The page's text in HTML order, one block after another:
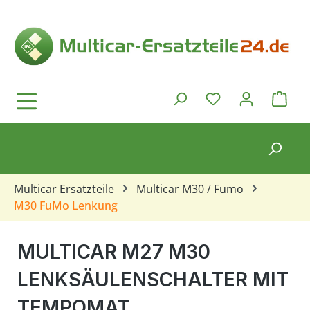
Du hast 0
Multicar Ersatzteile
Multicar M30 / Fumo
M30 FuMo Lenkung
MULTICAR M27 M30
LENKSÄULENSCHALTER MIT